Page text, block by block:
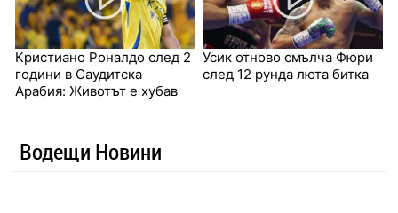
Кристиано Роналдо след 2
години в Саудитска
Арабия: Животът е хубав
Усик отново смълча Фюри
след 12 рунда люта битка
Водещи Новини